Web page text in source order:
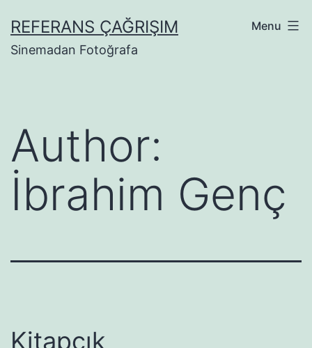
to
content
REFERANS ÇAĞRIŞIM
Sinemadan Fotoğrafa
Menu
Author:
İbrahim Genç
Kitapçık